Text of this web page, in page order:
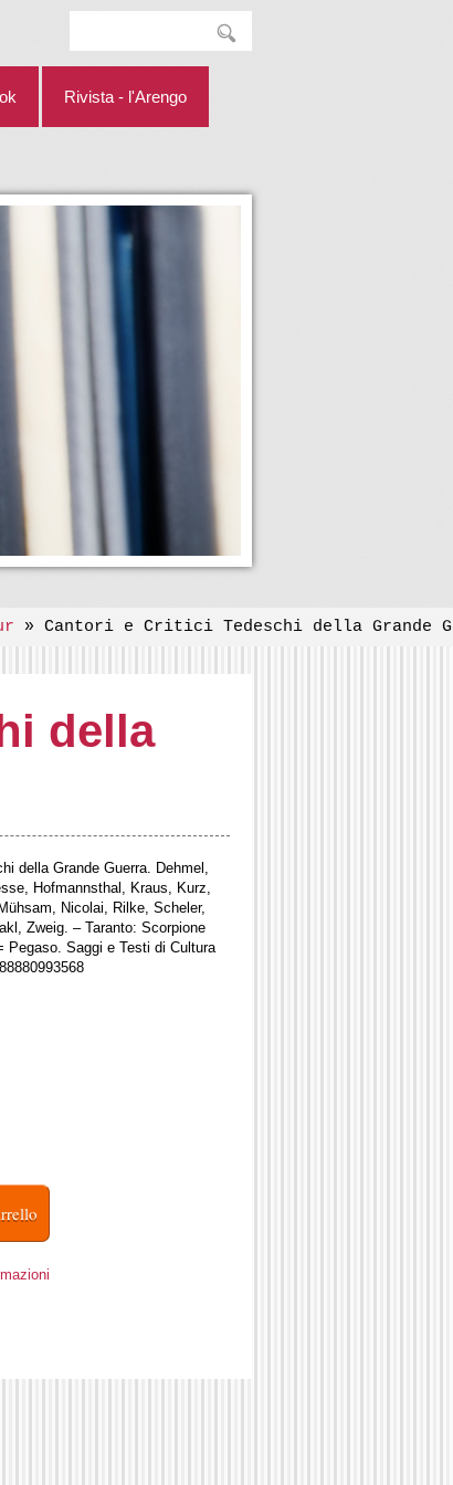
Rivista - l'Arengo
» Cantori e Critici Tedeschi della Grande
della
della Grande Guerra. Dehmel,
Hofmannsthal, Kraus, Kurz,
Nicolai, Rilke, Scheler,
Zweig. – Taranto: Scorpione
Pegaso. Saggi e Testi di Cultura